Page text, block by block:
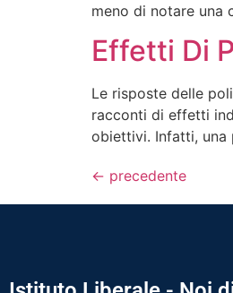
meno di notare una
Effetti Di
Le risposte delle
racconti di effetti
obiettivi. Infatti, una
← precedente